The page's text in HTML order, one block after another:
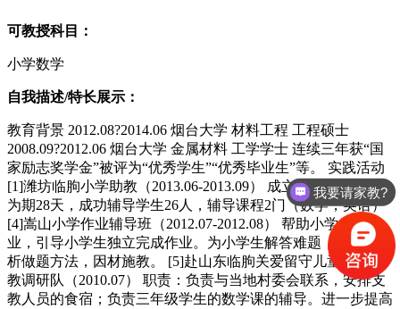
可教授科目：
小学数学
自我描述/特长展示：
教育背景 2012.08?2014.06 烟台大学 材料工程 工程硕士
2008.09?2012.06 烟台大学 金属材料 工学学士 连续三年获“国
家励志奖学金”被评为“优秀学生”“优秀毕业生”等。 实践活动
[1]潍坊临朐小学助教（2013.06-2013.09） 成立暑期辅导班，
为期28天，成功辅导学生26人，辅导课程2门（数学，英语）
[4]嵩山小学作业辅导班（2012.07-2012.08） 帮助小学生讲作
业，引导小学生独立完成作业。为小学生解答难题，耐心的分
析做题方法，因材施教。 [5]赴山东临朐关爱留守儿童义务支
教调研队（2010.07） 职责：负责与当地村委会联系，安排支
教人员的食宿；负责三年级学生的数学课的辅导。进一步提高
我要请家教?